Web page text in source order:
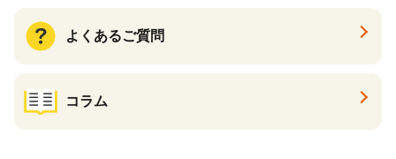
よくあるご質問
コラム